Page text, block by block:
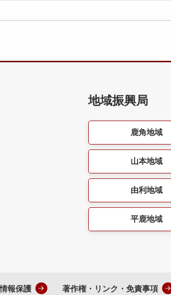
地域振興局
鹿角地域
山本地域
由利地域
平鹿地域
報保護 著作権・リンク・免責事項